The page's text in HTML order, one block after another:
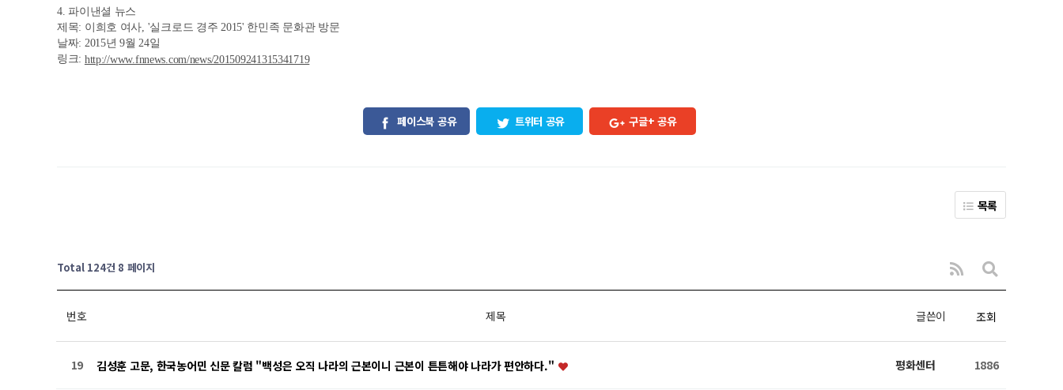
4. 파이낸셜 뉴스
제목: 이희호 여사, '실크로드 경주 2015' 한민족 문화관 방문
날짜: 2015년 9월 24일
링크: http://www.fnnews.com/news/201509241315341719
페이스북 공유 트위터 공유 구글+ 공유
목록
Total 124건8 페이지
번호 제목 글쓴이 조회
19 김성훈 고문, 한국농어민 신문 칼럼 "백성은 오직 나라의 근본이니 근본이 튼튼해야 나라가 편안하다." 평화센터 1886